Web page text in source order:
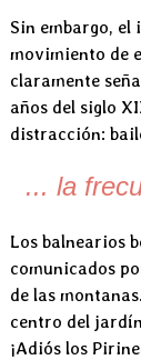
Sin embargo,
movimiento de
claramente
años del siglo
distracción:
... la
Los balnearios
comunicados
de las
centro del
¡Adiós los